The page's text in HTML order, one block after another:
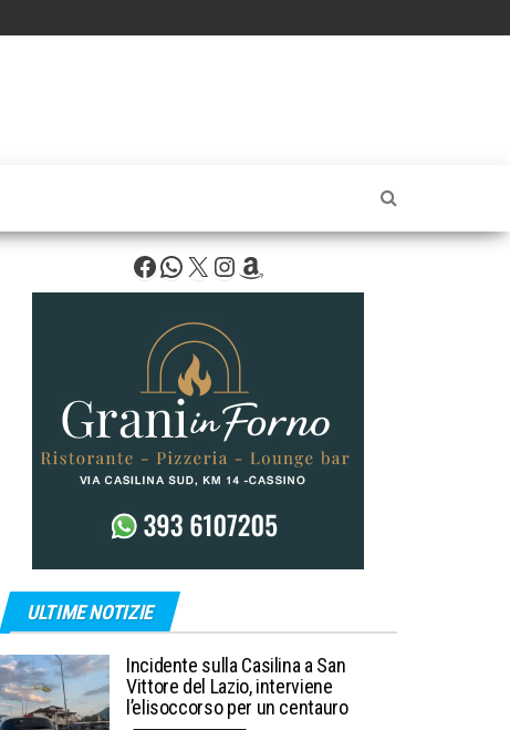
Facebook
WhatsApp
X Instagram
Amazon
ULTIME NOTIZIE
Incidente sulla Casilina a San
Vittore del Lazio, interviene
l’elisoccorso per un centauro